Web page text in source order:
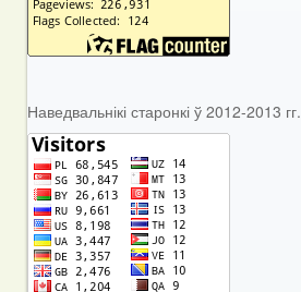
Наведвальнікі старонкі ў 2012-2013 гг.